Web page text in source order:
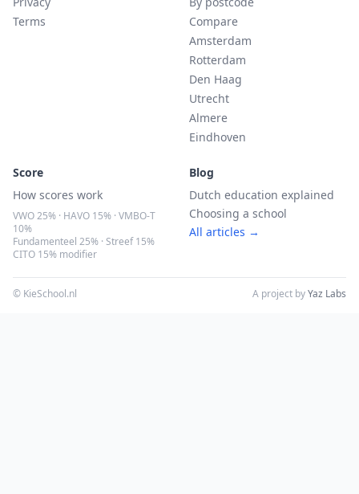
Terms
Compare
Amsterdam
Rotterdam
Den Haag
Utrecht
Almere
Eindhoven
Score
How scores work
VWO 25% · HAVO 15% · VMBO-T
10%
Fundamenteel 25% · Streef 15%
CITO 15% modifier
Blog
Dutch education explained
Choosing a school
All articles →
© KieSchool.nl A project byYaz Labs